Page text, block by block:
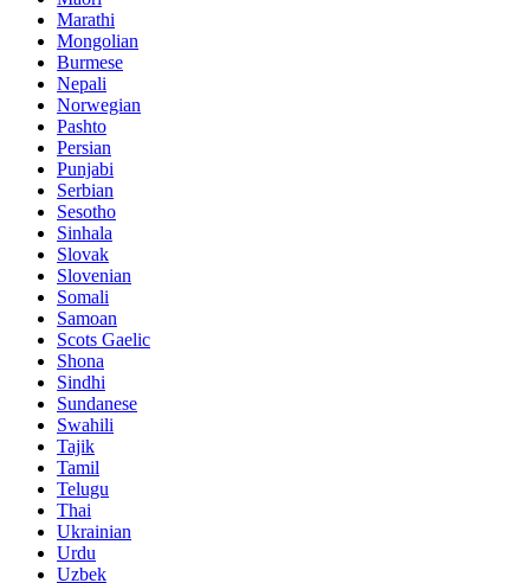
Marathi
Mongolian
Burmese
Nepali
Norwegian
Pashto
Persian
Punjabi
Serbian
Sesotho
Sinhala
Slovak
Slovenian
Somali
Samoan
Scots Gaelic
Shona
Sindhi
Sundanese
Swahili
Tajik
Tamil
Telugu
Thai
Ukrainian
Urdu
Uzbek